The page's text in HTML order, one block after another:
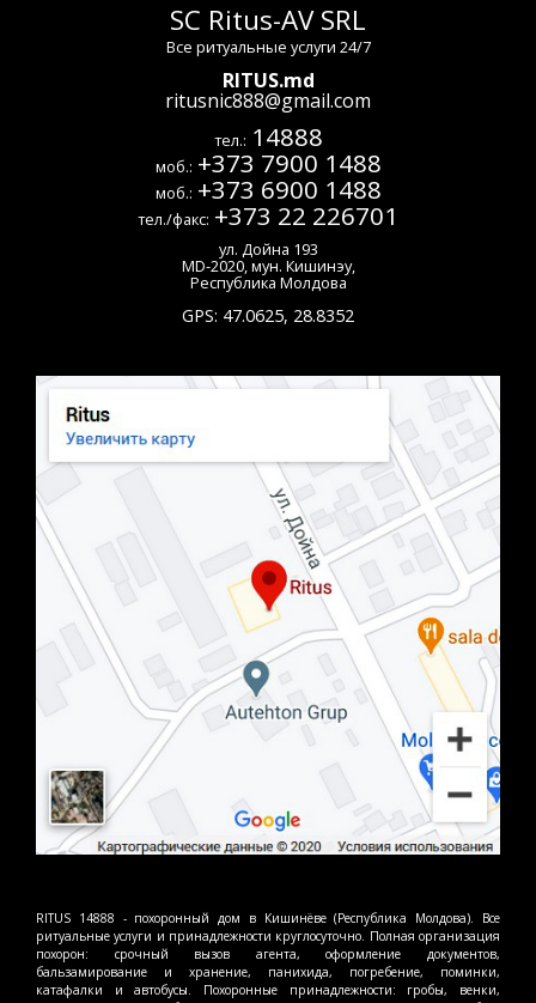
SC Ritus-AV SRL
Все ритуальные услуги 24/7
RITUS.md
ritusnic888@gmail.com
тел.: 14888
моб.: +373 7900 1488
моб.: +373 6900 1488
тел./факс: +373 22 226701
ул. Дойна 193
MD-2020,мун. Кишинэу,
Республика Молдова
GPS: 47.0625, 28.8352
RITUS 14888 - похоронный дом в Кишинёве (Республика Молдова). Все
ритуальные услуги и принадлежности круглосуточно. Полная организация
похорон: срочный вызов агента, оформление документов,
бальзамирование и хранение, панихида, погребение, поминки,
катафалки и автобусы. Похоронные принадлежности: гробы, венки,